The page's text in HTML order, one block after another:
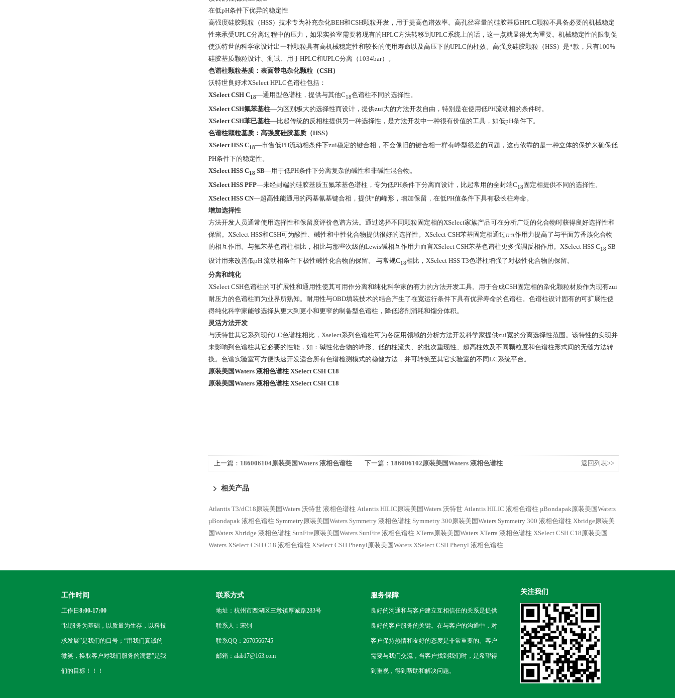
在低pH条件下优异的稳定性
高强度硅胶颗粒（HSS）技术专为补充杂化BEH和CSH颗粒开发，用于提高色谱效率。高孔径容量的硅胶基质HPLC颗粒不具备必要的机械稳定
性来承受UPLC分离过程中的压力，如果实验室需要将现有的HPLC方法转移到UPLC系统上的话，这一点就显得尤为重要。机械稳定性的限制促
使沃特世的科学家设计出一种颗粒具有高机械稳定性和较长的使用寿命以及高压下的UPLC的柱效。高强度硅胶颗粒（HSS）是*款，只有100%
硅胶基质颗粒设计、测试、用于HPLC和UPLC分离（1034bar）。
色谱柱颗粒基质：表面带电杂化颗粒（CSH）
沃特世良好术XSelect HPLC色谱柱包括：
XSelect CSH C18—通用型色谱柱，提供与其他C18色谱柱不同的选择性。
XSelect CSH氟苯基柱—为区别极大的选择性而设计，提供zui大的方法开发自由，特别是在使用低PH流动相的条件时。
XSelect CSH苯已基柱—比起传统的反相柱提供另一种选择性，是方法开发中一种很有价值的工具，如低pH条件下。
色谱柱颗粒基质：高强度硅胶基质（HSS）
XSelect HSS C18—市售低PH流动相条件下zui稳定的键合相，不会像旧的键合相一样有峰型很差的问题，这点依靠的是一种立体的保护来确保低
PH条件下的稳定性。
XSelect HSS C18 SB—用于低PH条件下分离复杂的碱性和非碱性混合物。
XSelect HSS PFP—未经封端的硅胶基质五氟苯基色谱柱，专为低PH条件下分离而设计，比起常用的全封端C18 固定相提供不同的选择性。
XSelect HSS CN—超高性能通用的丙基氰基键合相，提供*的峰形，增加保留，在低PH值条件下具有极长柱寿命。
增加选择性
方法开发人员通常使用选择性和保留度评价色谱方法。通过选择不同颗粒固定相的XSelect家族产品可在分析广泛的化合物时获得良好选择性和
保留。XSelect HSS和CSH可为酸性、碱性和中性化合物提供很好的选择性。XSelect CSH苯基固定相通过π-π作用力提高了与平面芳香族化合物
的相互作用。与氟苯基色谱柱相比，相比与那些次级的Lewis碱相互作用力而言XSelect CSH苯基色谱柱更多强调反相作用。XSelect HSS C18 SB
设计用来改善低pH 流动相条件下极性碱性化合物的保留。 与常规C18相比，XSelect HSS T3色谱柱增强了对极性化合物的保留。
分离和纯化
XSelect CSH色谱柱的可扩展性和通用性使其可用作分离和纯化科学家的有力的方法开发工具。用于合成CSH固定相的杂化颗粒材质作为现有zui
耐压力的色谱柱而为业界所熟知。耐用性与OBD填装技术的结合产生了在宽运行条件下具有优异寿命的色谱柱。色谱柱设计固有的可扩展性使
得纯化科学家能够选择从更大到更小和更窄的制备型色谱柱，降低溶剂消耗和馏分体积。
灵活方法开发
与沃特世其它系列现代LC色谱柱相比，Xselect系列色谱柱可为各应用领域的分析方法开发科学家提供zui宽的分离选择性范围。该特性的实现并
未影响到色谱柱其它必要的性能，如：碱性化合物的峰形、低的柱流失、的批次重现性、超高柱效及不同颗粒度和色谱柱形式间的无缝方法转
换。色谱实验室可方便快速开发适合所有色谱检测模式的稳健方法，并可转换至其它实验室的不同LC系统平台。
原装美国Waters 液相色谱柱 XSelect CSH C18
原装美国Waters 液相色谱柱 XSelect CSH C18
上一篇： 186006104原装美国Waters 液相色谱柱
下一篇： 186006102原装美国Waters 液相色谱柱
返回列表>>
相关产品
Atlantis T3/dC18原装美国Waters 沃特世 液相色谱柱 Atlantis HILIC原装美国Waters 沃特世 Atlantis HILIC 液相色谱柱 µBondapak原装美国Waters
µBondapak 液相色谱柱 Symmetry原装美国Waters Symmetry 液相色谱柱 Symmetry 300原装美国Waters Symmetry 300 液相色谱柱 Xbridge原装美
国Waters Xbridge 液相色谱柱 SunFire原装美国Waters SunFire 液相色谱柱 XTerra原装美国Waters XTerra 液相色谱柱 XSelect CSH C18原装美国
Waters XSelect CSH C18 液相色谱柱 XSelect CSH Phenyl原装美国Waters XSelect CSH Phenyl 液相色谱柱
工作时间
工作日8:00-17:00
“以服务为基础，以质量为生存，以科技
求发展”是我们的口号；“用我们真诚的
微笑，换取客户对我们服务的满意”是我
们的目标！！！
联系方式
地址：杭州市西湖区三墩镇厚诚路283号
联系人：宋钊
联系QQ：2670566745
邮箱：alab17@163.com
服务保障
良好的沟通和与客户建立互相信任的关系是提供
良好的客户服务的关键。在与客户的沟通中，对
客户保持热情和友好的态度是非常重要的。客户
需要与我们交流，当客户找到我们时，是希望得
到重视，得到帮助和解决问题。
关注我们